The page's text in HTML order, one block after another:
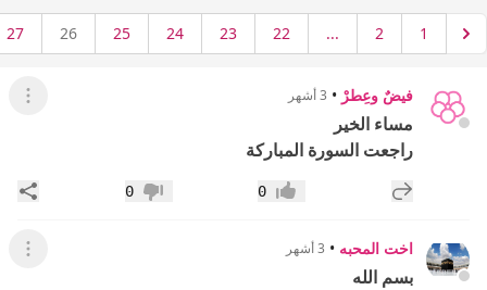
1
2
...
22
23
24
25
26
27
فيضٌ وعِطرْ • 3 أشهر عرض
مساء الخير
راجعت السورة المباركة
إضافة رد جديد إعجاب0 عدم إعجاب
0
اخت المحبه • 3 أشهر عرض
بسم الله